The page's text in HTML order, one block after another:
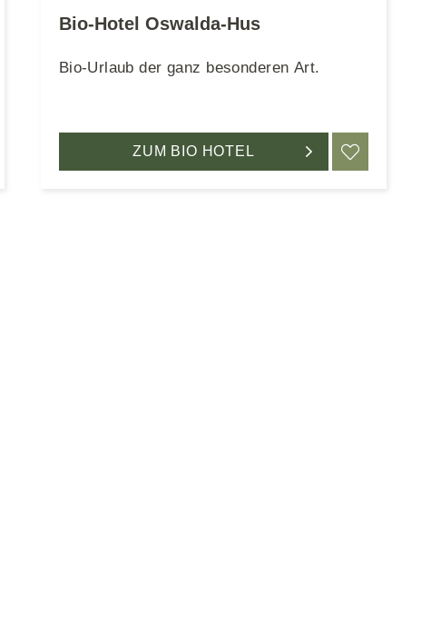
Bio-Hotel Oswalda-Hus
Bio-Urlaub der ganz besonderen Art.
ZUM BIO HOTEL